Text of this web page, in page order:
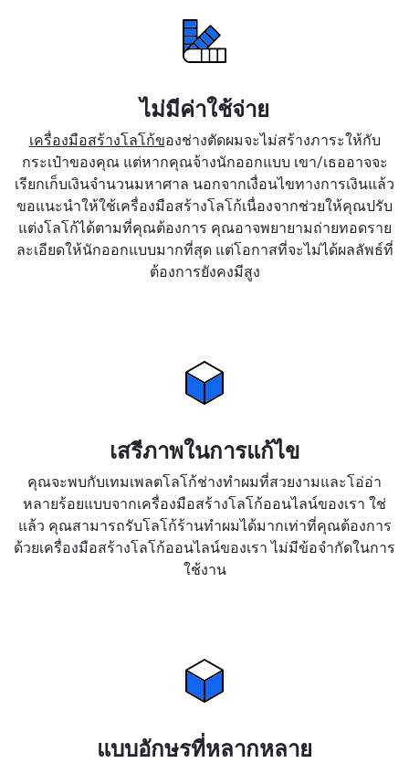
ไม่มีค่าใช้จ่าย
เครื่องมือสร้างโลโก้ของช่างตัดผมจะไม่สร้างภาระให้กับ
กระเป๋าของคุณ แต่หากคุณจ้างนักออกแบบ เขา/เธออาจจะ
เรียกเก็บเงินจำนวนมหาศาล นอกจากเงื่อนไขทางการเงินแล้ว
ขอแนะนำให้ใช้เครื่องมือสร้างโลโก้เนื่องจากช่วยให้คุณปรับ
แต่งโลโก้ได้ตามที่คุณต้องการ คุณอาจพยายามถ่ายทอดราย
ละเอียดให้นักออกแบบมากที่สุด แต่โอกาสที่จะไม่ได้ผลลัพธ์ที่
ต้องการยังคงมีสูง
เสรีภาพในการแก้ไข
คุณจะพบกับเทมเพลตโลโก้ช่างทำผมที่สวยงามและโอ่อ่า
หลายร้อยแบบจากเครื่องมือสร้างโลโก้ออนไลน์ของเรา ใช่
แล้ว คุณสามารถรับโลโก้ร้านทำผมได้มากเท่าที่คุณต้องการ
ด้วยเครื่องมือสร้างโลโก้ออนไลน์ของเรา ไม่มีข้อจำกัดในการ
ใช้งาน
แบบอักษรที่หลากหลาย